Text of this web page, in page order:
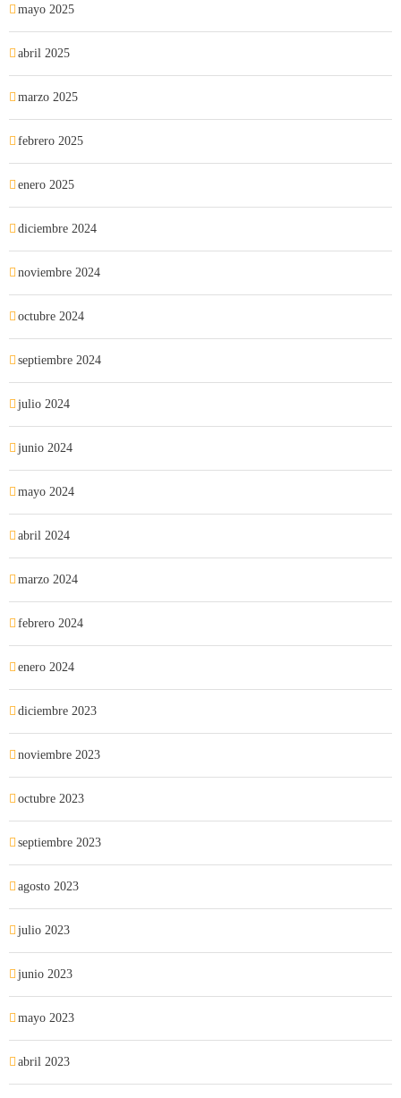
mayo 2025
abril 2025
marzo 2025
febrero 2025
enero 2025
diciembre 2024
noviembre 2024
octubre 2024
septiembre 2024
julio 2024
junio 2024
mayo 2024
abril 2024
marzo 2024
febrero 2024
enero 2024
diciembre 2023
noviembre 2023
octubre 2023
septiembre 2023
agosto 2023
julio 2023
junio 2023
mayo 2023
abril 2023